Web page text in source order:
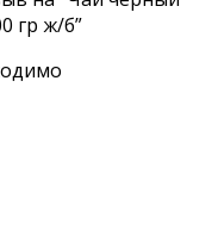
гр ж/б”